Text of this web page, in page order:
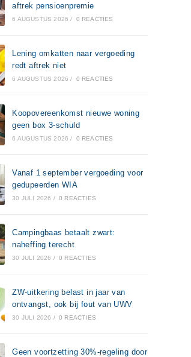
aftrek pensioenpremie
6 AUGUSTUS 2026 / 0 REACTIES
Lening omkatten naar vergoeding
redt aftrek niet
6 AUGUSTUS 2026 / 0 REACTIES
Koopovereenkomst nieuwe woning
geen box 3-schuld
6 AUGUSTUS 2026 / 0 REACTIES
Vanaf 1 september vergoeding voor
gedupeerden WIA
30 JULI 2026 / 0 REACTIES
Campingbaas betaalt zwart:
naheffing terecht
30 JULI 2026 / 0 REACTIES
ZW-uitkering belast in jaar van
ontvangst, ook bij fout van UWV
30 JULI 2026 / 0 REACTIES
Geen voortzetting 30%-regeling door